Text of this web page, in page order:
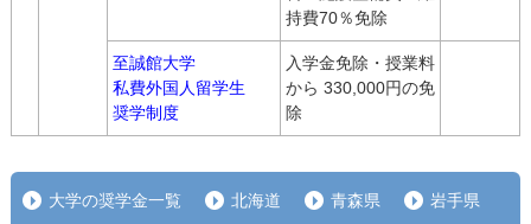
持費70％免除
至誠館大学
私費外国人留学生
奨学制度
入学金免除・授業料
から 330,000円の免
除
大学の奨学金一覧 北海道 青森県 岩手県